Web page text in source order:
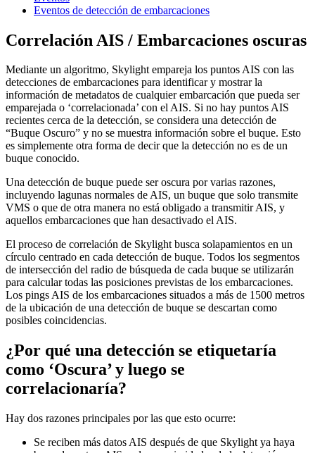
Eventos de detección de embarcaciones
Correlación AIS / Embarcaciones oscuras
Mediante un algoritmo, Skylight empareja los puntosAIS con las
detecciones de embarcaciones para identificar y mostrar la
información de metadatos de cualquier embarcación que pueda ser
emparejada o ‘correlacionada’ con elAIS. Si no hay puntosAIS
recientes cerca de la detección, se considera una detección de
“Buque Oscuro” y no se muestra información sobre el buque. Esto
es simplemente otra forma de decir que la detección no es de un
buque conocido.
Una detección de buque puede ser oscura por varias razones,
incluyendo lagunas normales deAIS, un buque que solo transmite
VMS o que de otra manera no está obligado a transmitirAIS, y
aquellos embarcaciones que han desactivado elAIS.
El proceso de correlación de Skylight busca solapamientos en un
círculo centrado en cada detección de buque. Todos los segmentos
de intersección del radio de búsqueda de cada buque se utilizarán
para calcular todas las posiciones previstas de los embarcaciones.
Los pingsAIS de los embarcaciones situados a más de 1500 metros
de la ubicación de una detección de buque se descartan como
posibles coincidencias.
¿Por qué una detección se etiquetaría
como ‘Oscura’ y luego se
correlacionaría?
Hay dos razones principales por las que esto ocurre:
Se reciben más datos AIS después de que Skylight ya haya